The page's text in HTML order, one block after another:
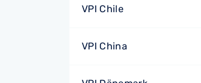
VPI Chile
VPI China